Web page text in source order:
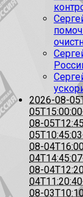
2026-08-
08-
08-
08-
08-